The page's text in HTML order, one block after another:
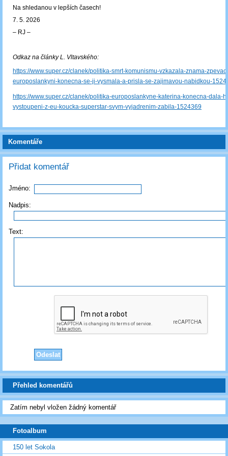
Na shledanou v lepších časech!
7. 5. 2026
‒ RJ ‒
Odkaz na články L. Vltavského:
https://www.super.cz/clanek/politika-smrt-komunismu-vzkazala-znama-
europoslankyni-konecna-se-ji-vysmala-a-prisla-se-zajimavou-nabidkou-
https://www.super.cz/clanek/politika-europoslankyne-katerina-konecna-dala-
vystoupeni-z-eu-koucka-superstar-svym-vyjadrenim-zabila-1524369
Komentáře
Přidat komentář
Jméno:
Nadpis:
Text:
Přehled komentářů
Zatím nebyl vložen žádný komentář
Fotoalbum
150 let Sokola